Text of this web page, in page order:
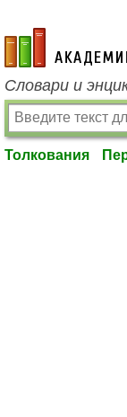
academic.ru
Словари и
Толкования